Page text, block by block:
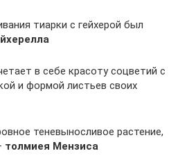
тиарки с гейхерой был
в себе красоту соцветий с
и формой листьев своих
теневыносливое растение,
толмиея Мензиса